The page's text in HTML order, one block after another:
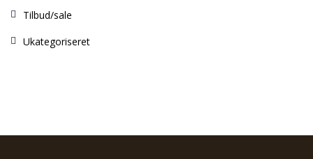
Tilbud/sale
Ukategoriseret